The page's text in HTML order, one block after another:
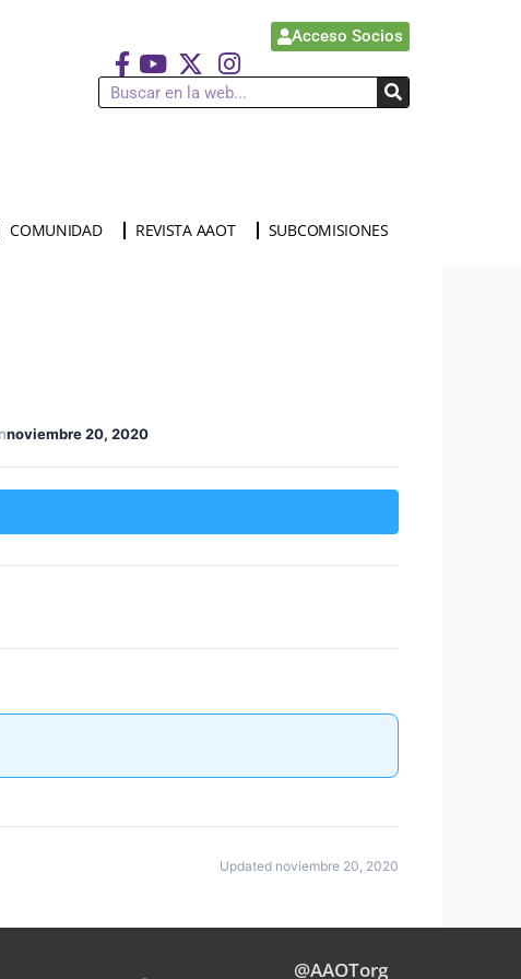
Acceso Socios
COMUNIDAD REVISTA AAOT SUBCOMISIONES
noviembre 20, 2020
Updated noviembre 20, 2020
@AAOTorg